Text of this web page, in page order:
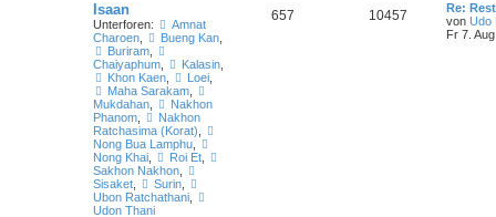
Isaan
Unterforen:
Amnat
Charoen
Bueng Kan,
Buriram,
Chaiyaphum
Kalasin,
Khon Kaen, Loei,
Maha Sarakam,
Mukdahan
Nakhon
Phanom
Nakhon
Ratchasima (Korat)
Nong Bua Lamphu
Nong Khai
Roi Et,
Sakhon Nakhon
Sisaket
Surin,
Ubon Ratchathani
Udon Thani
657 10457
Re:
von Udo
Fr 7.